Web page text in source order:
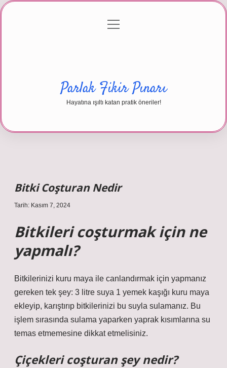
Gizlilik Politikası
menüyü
Parlak Fikir Pınarı
Hayatına ışıltı katan pratik öneriler!
Bitki Coşturan Nedir
Tarih: Kasım 7, 2024
Bitkileri coşturmak için ne
yapmalı?
Bitkilerinizi kuru maya ile canlandırmak için yapmanız
gereken tek şey: 3 litre suya 1 yemek kaşığı kuru maya
ekleyip, karıştırıp bitkilerinizi bu suyla sulamanız. Bu
işlem sırasında sulama yaparken yaprak kısımlarına su
temas etmemesine dikkat etmelisiniz.
Çiçekleri coşturan şey nedir?